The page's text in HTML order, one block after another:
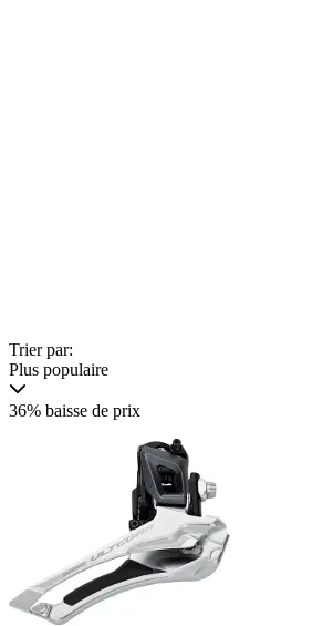
Trier par:
Plus populaire
36% baisse de prix